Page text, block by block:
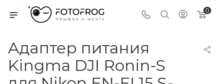
0
Адаптер питания
Kingma DJI Ronin-S